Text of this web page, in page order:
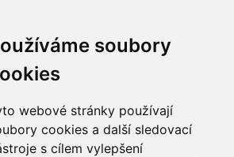
soubory
webové stránky používají
cookies a další sledovací
s cílem vylepšení
již není dostupný.
Vám líbit